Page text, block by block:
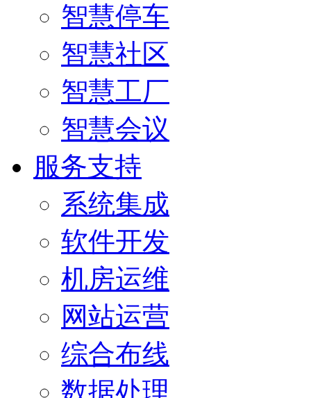
智慧停车
智慧社区
智慧工厂
智慧会议
服务支持
系统集成
软件开发
机房运维
网站运营
综合布线
数据处理